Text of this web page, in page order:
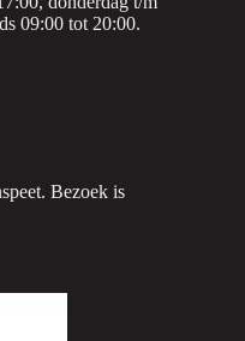
09:00 tot 20:00.
Bezoek is